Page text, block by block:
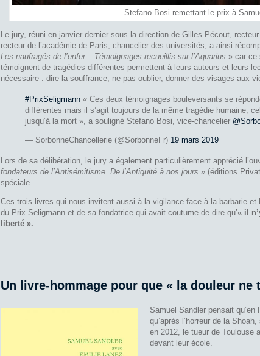
Stefano Bosi remettant le prix à
Le jury, réuni en janvier dernier sous la direction de Gilles Pécout,
recteur de l’académie de Paris, chancelier des universités, a ainsi
Les naufragés de l’enfer – Témoignages recueillis sur l’Aquarius » car ce
témoignent de tragédies différentes permettent à leurs auteurs et leurs
nécessaire : dire la souffrance, ne pas oublier, donner des visages aux
#PrixSeligmann « Ces deux témoignages bouleversants se
différentes mais il s’agit toujours de la même tragédie humaine,
jusqu’à la mort », a souligné Stefano Bosi, vice-chancelier
— SorbonneChancellerie (@SorbonneFr) 19 mars 2019
Lors de sa délibération, le jury a également particulièrement apprécié
fondateurs de l’Antisémitisme. De l’Antiquité à nos jours » (éditions
spéciale.
Ces trois livres qui nous invitent aussi à la vigilance face à la barbarie et
du Prix Seligmann et de sa fondatrice qui avait coutume de dire qu’« il
liberté ».
Un livre-hommage pour que « la douleur
Samuel Sandler pensait qu’en
qu’après l’horreur de la
en 2012, le tueur de Toulouse
devant leur école.